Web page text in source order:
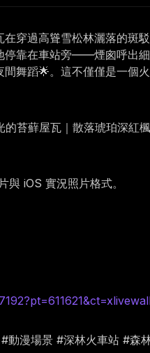
穿過高聳雪松林灑落的
停靠在車站旁——煙囪呼出
舞蹈🌟。這不僅僅是一
苔蘚屋瓦｜散落琥珀深紅
iOS 實況照片格式。
漫場景 #深林火車站 #森